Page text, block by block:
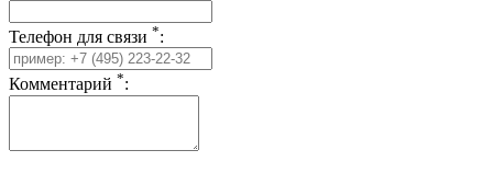
Телефон для связи *:
Комментарий *: